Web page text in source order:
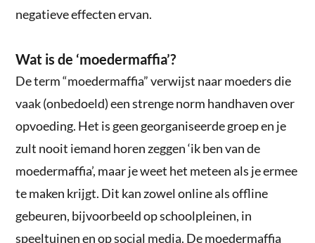
negatieve effecten ervan.
Wat is de ‘moedermaffia’?
De term “moedermaffia” verwijst naar moeders die
vaak (onbedoeld) een strenge norm handhaven over
opvoeding. Het is geen georganiseerde groep en je
zult nooit iemand horen zeggen ‘ik ben van de
moedermaffia’, maar je weet het meteen als je ermee
te maken krijgt. Dit kan zowel online als offline
gebeuren, bijvoorbeeld op schoolpleinen, in
speeltuinen en op social media. De moedermaffia